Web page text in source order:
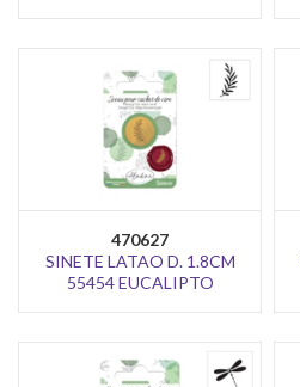
470627
SINETE LATAO D. 1.8CM
55454 EUCALIPTO